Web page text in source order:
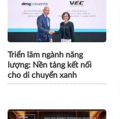
Triển lãm ngành năng
lượng: Nền tảng kết nối
cho di chuyển xanh